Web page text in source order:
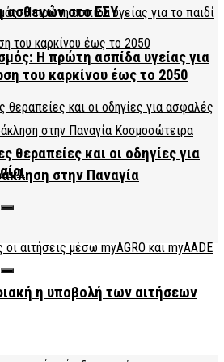
Η πρώτη ασπίδα υγείας για
στην Παναγία
η υποβολή των αιτήσεων
ασθενών στο ΕΣΥ
του καρκίνου έως το 2050
θεραπείες και οι οδηγίες για